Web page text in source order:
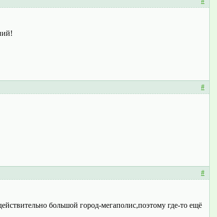
#
#
большой город-мегаполис,поэтому где-то ещё